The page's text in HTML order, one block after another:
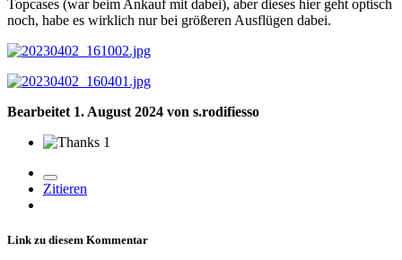
Topcases (war beim Ankauf mit dabei), aber dieses hier geht optisch
noch, habe es wirklich nur bei größeren Ausflügen dabei.
Bearbeitet 1. August 2024 von s.rodifiesso
1
Zitieren
Link zu diesem Kommentar